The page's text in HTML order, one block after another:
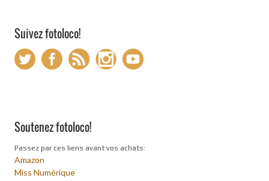
Suivez fotoloco!
Soutenez fotoloco!
Passez par ces liens avant vos achats:
Amazon
Miss Numérique